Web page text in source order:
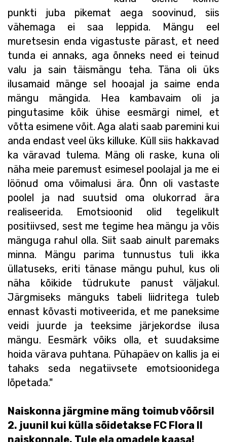
punkti juba pikemat aega soovinud, siis
vähemaga ei saa leppida. Mängu eel
muretsesin enda vigastuste pärast, et need
tunda ei annaks, aga õnneks need ei teinud
valu ja sain täismängu teha. Täna oli üks
ilusamaid mänge sel hooajal ja saime enda
mängu mängida. Hea kambavaim oli ja
pingutasime kõik ühise eesmärgi nimel, et
võtta esimene võit. Aga alati saab paremini kui
anda endast veel üks killuke. Küll siis hakkavad
ka väravad tulema. Mäng oli raske, kuna oli
näha meie paremust esimesel poolajal ja me ei
löönud oma võimalusi ära. Õnn oli vastaste
poolel ja nad suutsid oma olukorrad ära
realiseerida. Emotsioonid olid tegelikult
positiivsed, sest me tegime hea mängu ja võis
mänguga rahul olla. Siit saab ainult paremaks
minna. Mängu parima tunnustus tuli ikka
üllatuseks, eriti tänase mängu puhul, kus oli
näha kõikide tüdrukute panust väljakul.
Järgmiseks mänguks tabeli liidritega tuleb
ennast kõvasti motiveerida, et me paneksime
veidi juurde ja teeksime järjekordse ilusa
mängu. Eesmärk võiks olla, et suudaksime
hoida värava puhtana. Pühapäev on kallis ja ei
tahaks seda negatiivsete emotsioonidega
lõpetada."
Naiskonna järgmine mäng toimub võõrsil
2. juunil kui külla sõidetakse FC Flora II
naiskonnale. Tule ela omadele kaasa!